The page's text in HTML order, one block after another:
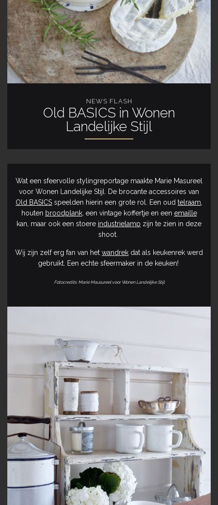
NEWS FLASH
Old BASICS in Wonen
Landelijke Stijl
Wat een sfeervolle stylingreportage maakte Marie Masureel
voor Wonen Landelijke Stijl. De brocante accessoires van
Old BASICS speelden hierin een grote rol. Een oud telraam
houten broodplank, een vintage koffertje en een emaille
kan, maar ook een stoere industrielamp zijn te zien in deze
shoot.
Wij zijn zelf erg fan van het wandrek dat als keukenrek werd
gebruikt. Een echte sfeermaker in de keuken!
Fotocredits: Marie Mausureel voor Wonen Landelijke Stijl